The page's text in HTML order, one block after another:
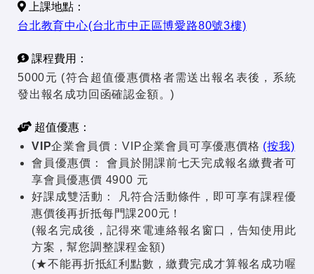
上課地點：
台北教育中心(台北市中正區博愛路80號3樓)
課程費用：
5000元 (符合超值優惠價格者需送出報名表後，系統
發出報名成功回函確認金額。)
超值優惠：
VIP企業會員價：VIP企業會員可享優惠價格 (按我)
會員優惠價：
會員於開課前七天完成報名繳費者可
享會員優惠價 4900 元
好課成雙活動：
凡符合活動條件，即可享有課程優
惠價後再折抵每門課200元！
(報名完成後，記得來電連絡報名窗口，告知使用此
方案，幫您調整課程金額)
(★不能再折抵紅利點數，繳費完成才算報名成功喔